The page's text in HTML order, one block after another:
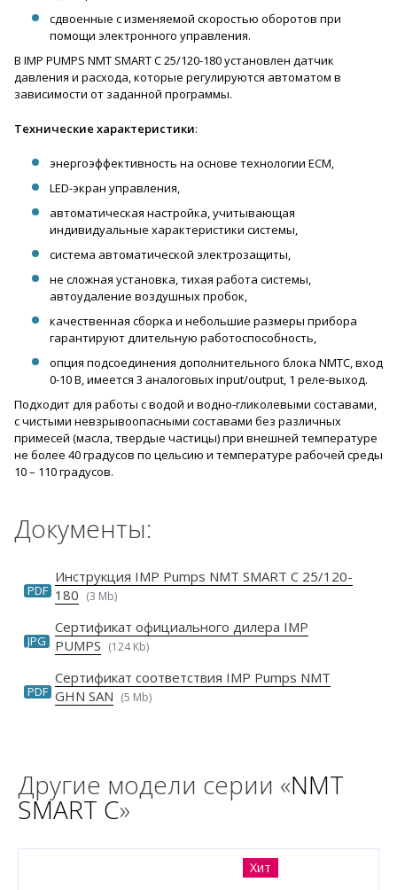
сдвоенные с изменяемой скоростью оборотов при
помощи электронного управления.
В IMP PUMPS NMT SMART C 25/120-180 установлен датчик
давления и расхода, которые регулируются автоматом в
зависимости от заданной программы.
Технические характеристики:
энергоэффективность на основе технологии ECM,
LED-экран управления,
автоматическая настройка, учитывающая
индивидуальные характеристики системы,
система автоматической электрозащиты,
не сложная установка, тихая работа системы,
автоудаление воздушных пробок,
качественная сборка и небольшие размеры прибора
гарантируют длительную работоспособность,
опция подсоединения дополнительного блока NMTC, вход
0-10 В, имеется 3 аналоговых input/output, 1 реле-выход.
Подходит для работы с водой и водно-гликолевыми составами,
с чистыми невзрывоопасными составами без различных
примесей (масла, твердые частицы) при внешней температуре
не более 40 градусов по цельсию и температуре рабочей среды
10 – 110 градусов.
Документы:
PDF
Инструкция IMP Pumps NMT SMART C 25/120-
180 (3 Mb)
JPG
Сертификат официального дилера IMP
PUMPS (124 Kb)
PDF
Сертификат соответствия IMP Pumps NMT
GHN SAN (5 Mb)
Другие модели серии «NMT
SMART C»
Хит